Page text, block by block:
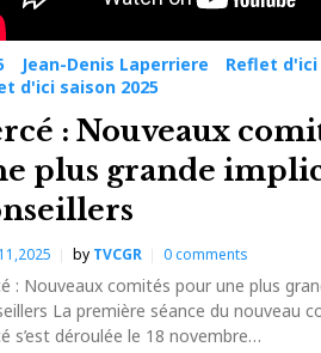
Jean-Denis Laperriere
Reflet d'ici
d'ici saison 2025
: Nouveaux
plus grande
by TVCGR 0comments
: Nouveaux comités pour une plus
La première séance du nouveau
s’est déroulée le 18 novembre…